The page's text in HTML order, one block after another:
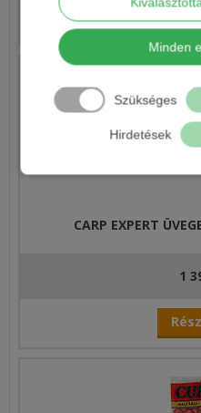
Minden
Szükséges
Hirdetések
CARP EXPERT
1